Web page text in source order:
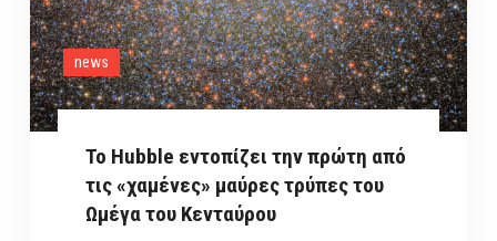
news
Το Hubble εντοπίζει την πρώτη από
τις «χαμένες» μαύρες τρύπες του
Ωμέγα του Κενταύρου